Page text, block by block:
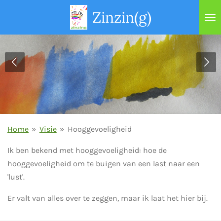
de
hoofdinhoud
Zinzin(g)
Home » Visie » Hooggevoeligheid
Ik ben bekend met hooggevoeligheid: hoe de
hooggevoeligheid om te buigen van een last naar een
'lust'.
Er valt van alles over te zeggen, maar ik laat het hier bij.